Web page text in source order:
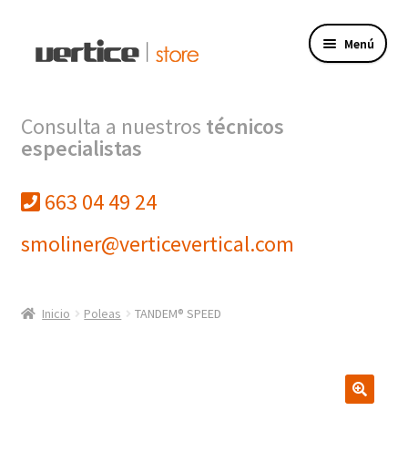
Menú
Productos
Finalizar compra
Mi cuenta
Consulta a nuestros técnicos
especialistas
663 04 49 24
smoliner@verticevertical.com
Inicio Poleas TANDEM® SPEED